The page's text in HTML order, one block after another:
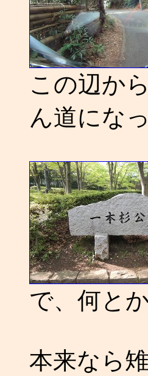
この辺か
ん道にな
で、何と
本来なら